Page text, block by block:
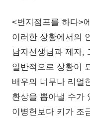
<번지점프를 하다>
이러한 상황에서의
남자선생님과 제자,
일반적으로 상황이
배우의 너무나 리얼
환상을 뽑아낼 수가
이병헌보다 키가 조